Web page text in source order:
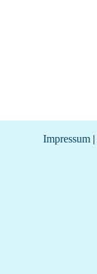
Impressum|